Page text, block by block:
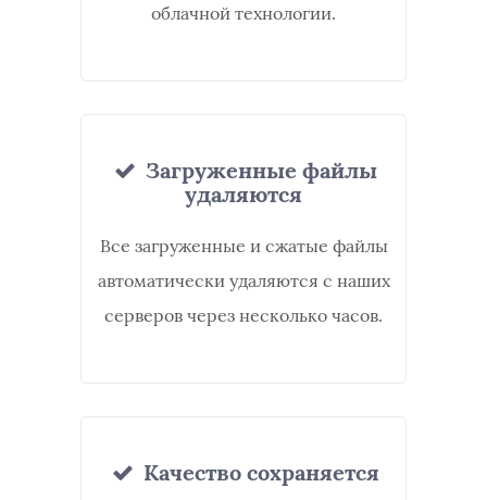
облачной технологии.
Загруженные файлы
удаляются
Все загруженные и сжатые файлы
автоматически удаляются с наших
серверов через несколько часов.
Качество сохраняется